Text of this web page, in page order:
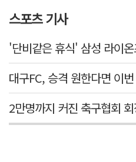
스포츠 기사
대구FC, 승격 원한다면 이